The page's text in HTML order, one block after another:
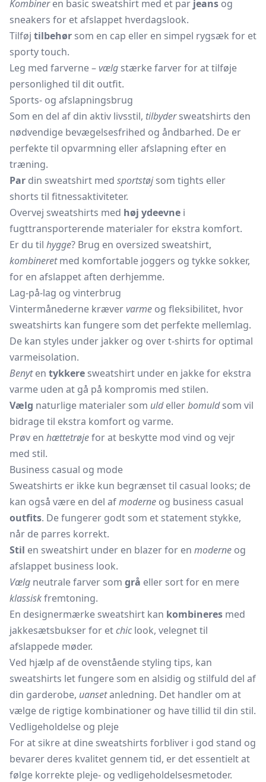
Kombineren basic sweatshirt med et par jeans og
sneakers for et afslappet hverdagslook.
Tilføj tilbehør som en cap eller en simpel rygsæk for et
sporty touch.
Leg med farverne –vælg stærke farver for at tilføje
personlighed til dit outfit.
Sports- og afslapningsbrug
Som en del af din aktiv livsstil, tilbydersweatshirts den
nødvendige bevægelsesfrihed og åndbarhed. De er
perfekte til opvarmning eller afslapning efter en
træning.
Par din sweatshirt med sportstøjsom tights eller
shorts til fitnessaktiviteter.
Overvej sweatshirts med høj ydeevne i
fugttransporterende materialer for ekstra komfort.
Er du til hygge? Brug en oversized sweatshirt,
kombineretmed komfortable joggers og tykke sokker,
for en afslappet aften derhjemme.
Lag-på-lag og vinterbrug
Vintermånederne krævervarme og fleksibilitet, hvor
sweatshirts kan fungere som det perfekte mellemlag.
De kan styles under jakker og overt-shirts for optimal
varmeisolation.
Benyten tykkere sweatshirt under en jakke for ekstra
varme uden at gå på kompromis med stilen.
Vælg naturlige materialer som uldellerbomuldsom vil
bidrage til ekstra komfort og varme.
Prøv en hættetrøjefor at beskytte mod vind og vejr
med stil.
Business casual og mode
Sweatshirts er ikke kun begrænset til casual looks; de
kan også være en del afmoderne og business casual
outfits. De fungerer godt som et statement stykke,
når de parres korrekt.
Stil en sweatshirt under en blazer for en moderne og
afslappet business look.
Vælg neutrale farver som grå eller sort for en mere
klassiskfremtoning.
En designermærke sweatshirt kan kombineres med
jakkesætsbukser for etchiclook, velegnet til
afslappede møder.
Ved hjælp af de ovenstående styling tips, kan
sweatshirts let fungere som en alsidig og stilfuld del af
din garderobe, uansetanledning. Det handler om at
vælge de rigtige kombinationer og have tillid til din stil.
Vedligeholdelse og pleje
For at sikre at dine sweatshirts forbliver i god stand og
bevarer deres kvalitet gennem tid, er det essentielt at
følge korrekte pleje- og vedligeholdelsesmetoder.